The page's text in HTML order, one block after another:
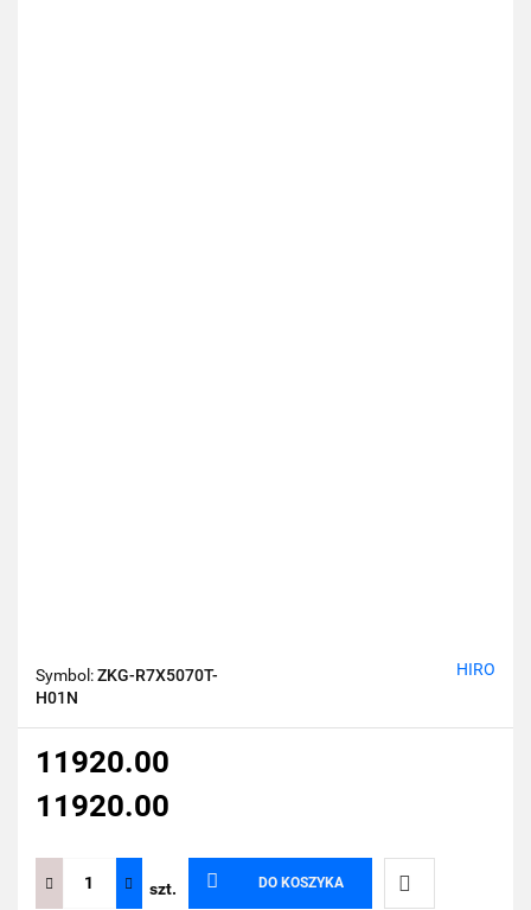
Symbol:ZKG-R7X5070T-
H01N
HIRO
11920.00
11920.00
szt. DO KOSZYKA